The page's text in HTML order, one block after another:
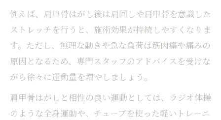
肩甲骨はがしと運動の相乗効果に注目
日常生活で実践できる簡単な運動術
もみほぐし後の身体ケアで疲労を防ぐ工夫
例えば、肩甲骨はがし後は肩回しや肩甲骨を意識した
ストレッチを行うと、施術効果が持続しやすくなりま
す。ただし、無理な動きや急な負荷は筋肉痛や痛みの
原因となるため、専門スタッフのアドバイスを受けな
がら徐々に運動量を増やしましょう。
肩甲骨はがしと相性の良い運動としては、ラジオ体操
のような全身運動や、チューブを使った軽いトレーニ